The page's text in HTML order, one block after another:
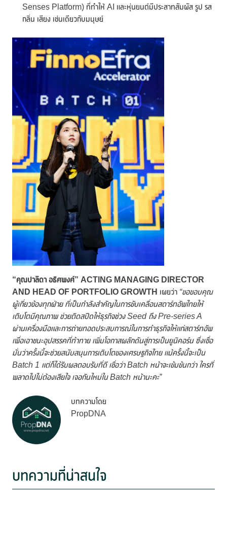
Senses Platform) ที่ทำให้ AI และหุ่นยนต์มีประสาทสัมผัส รูป รส
กลิ่น เสียง เช่นเดียวกับมนุษย์
“คุณปาลิดา อธิศพงศ์” ACTING MANAGING DIRECTOR
AND HEAD OF PORTFOLIO GROWTH เผยว่า “ขอขอบคุณ
ผู้เกี่ยวข้องทุกฝ่าย ที่เป็นกำลังสำคัญในการขับเคลื่อนสตาร์ทอัพไทยให้
เติบโตมีคุณภาพ ช่วยติดสปีดให้ธุรกิจช่วง Seed ถึง Pre-series A
ผ่านเครื่องมือและการถ่ายทอดประสบการณ์ในการทำธุรกิจให้แก่สตาร์ทอัพ
เพื่อเอาชนะอุปสรรคที่ท้าทาย เพิ่มโอกาสผลักดันสู่การเป็นยูนิคอร์น ซึ่งเชื่อ
มั่นว่าครั้งนี้จะช่วยสนับสนุนการเติบโตของเศรษฐกิจไทย แม้ครั้งนี้จะเป็น
Batch 1 แต่ก็ได้รับผลตอบรับที่ดี เชื่อว่า Batch หน้าจะเข้มข้นกว่า ใครที่
พลาดไปไม่ต้องเสียใจ เจอกันใหม่ใน Batch หน้านะคะ”
บทความโดย
PropDNA
บทความที่น่าสนใจ